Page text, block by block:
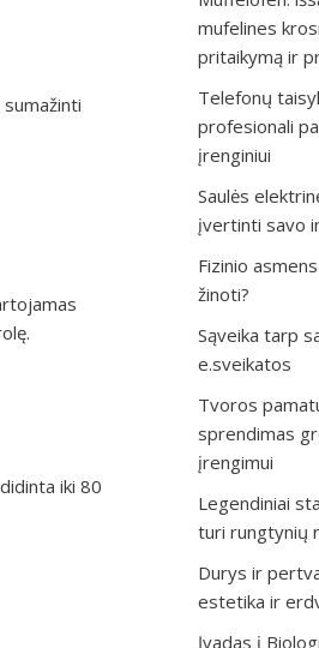
iki 80
mufelines
pritaikymą ir
Telefonų
profesionali
įrenginiui
Saulės
įvertinti savo
Fizinio
žinoti?
Sąveika tarp
e.sveikatos
Tvoros
sprendimas
įrengimui
Legendiniai
turi rungtynių
Durys ir
estetika ir
Įvadas į